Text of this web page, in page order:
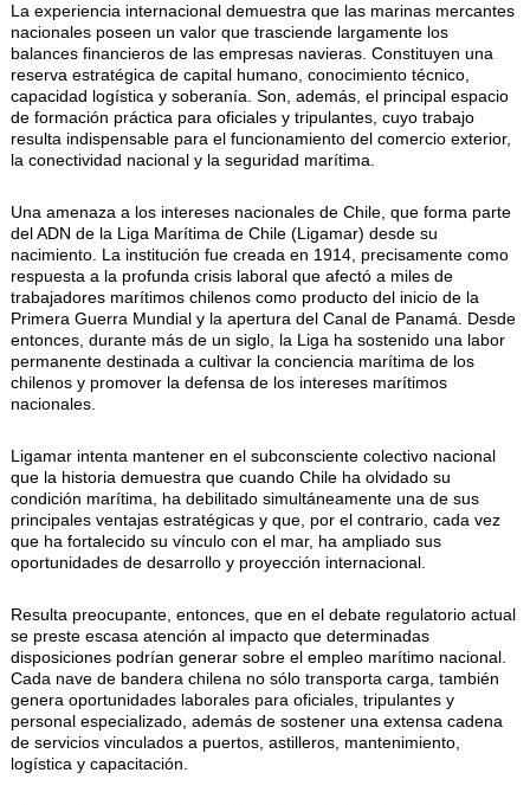
La experiencia internacional demuestra que las marinas mercantes
nacionales poseen un valor que trasciende largamente los
balances financieros de las empresas navieras. Constituyen una
reserva estratégica de capital humano, conocimiento técnico,
capacidad logística y soberanía. Son, además, el principal espacio
de formación práctica para oficiales y tripulantes, cuyo trabajo
resulta indispensable para el funcionamiento del comercio exterior,
la conectividad nacional y la seguridad marítima.
Una amenaza a los intereses nacionales de Chile, que forma parte
del ADN de la Liga Marítima de Chile (Ligamar) desde su
nacimiento. La institución fue creada en 1914, precisamente como
respuesta a la profunda crisis laboral que afectó a miles de
trabajadores marítimos chilenos como producto del inicio de la
Primera Guerra Mundial y la apertura del Canal de Panamá. Desde
entonces, durante más de un siglo, la Liga ha sostenido una labor
permanente destinada a cultivar la conciencia marítima de los
chilenos y promover la defensa de los intereses marítimos
nacionales.
Ligamar intenta mantener en el subconsciente colectivo nacional
que la historia demuestra que cuando Chile ha olvidado su
condición marítima, ha debilitado simultáneamente una de sus
principales ventajas estratégicas y que, por el contrario, cada vez
que ha fortalecido su vínculo con el mar, ha ampliado sus
oportunidades de desarrollo y proyección internacional.
Resulta preocupante, entonces, que en el debate regulatorio actual
se preste escasa atención al impacto que determinadas
disposiciones podrían generar sobre el empleo marítimo nacional.
Cada nave de bandera chilena no sólo transporta carga, también
genera oportunidades laborales para oficiales, tripulantes y
personal especializado, además de sostener una extensa cadena
de servicios vinculados a puertos, astilleros, mantenimiento,
logística y capacitación.